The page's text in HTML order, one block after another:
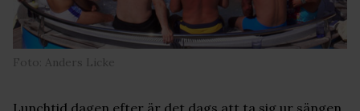
Foto: Anders Licke
Lunchtid dagen efter är det dags att ta sig ur sängen